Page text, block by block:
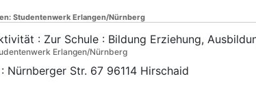
Studentenwerk Erlangen/Nürnberg
: Zur Schule : Bildung Erziehung,
Erlangen/Nürnberg
Nürnberger Str. 67 96114 Hirschaid